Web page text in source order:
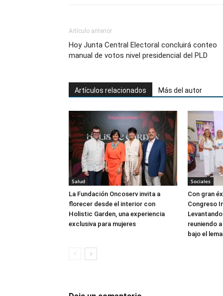
Artículo anterior
Hoy Junta Central Electoral concluirá conteo
manual de votos nivel presidencial del PLD
Artículos relacionados Más del autor
Salud
La Fundación Oncoserv invita a
florecer desde el interior con
Holistic Garden, una experiencia
exclusiva para mujeres
Sociales
Con gran
Congreso
Levantando
reuniendo
bajo el